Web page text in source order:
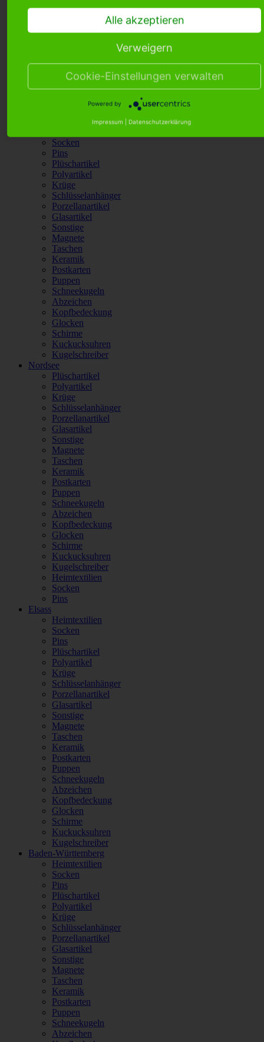
Puppen
Glocken
Schirme
Kuckucksuhren
Socken
Pins
Plüschartikel
Polyartikel
Krüge
Schlüsselanhänger
Porzellanartikel
Glasartikel
Sonstige
Magnete
Taschen
Keramik
Postkarten
Puppen
Schneekugeln
Abzeichen
Kopfbedeckung
Glocken
Schirme
Kuckucksuhren
Kugelschreiber
Nordsee
Plüschartikel
Polyartikel
Krüge
Schlüsselanhänger
Porzellanartikel
Glasartikel
Sonstige
Magnete
Taschen
Keramik
Postkarten
Puppen
Schneekugeln
Abzeichen
Kopfbedeckung
Glocken
Schirme
Kuckucksuhren
Kugelschreiber
Heimtextilien
Socken
Pins
Elsass
Heimtextilien
Socken
Pins
Plüschartikel
Polyartikel
Krüge
Schlüsselanhänger
Porzellanartikel
Glasartikel
Sonstige
Magnete
Taschen
Keramik
Postkarten
Puppen
Schneekugeln
Abzeichen
Kopfbedeckung
Glocken
Schirme
Kuckucksuhren
Kugelschreiber
Baden-Württemberg
Heimtextilien
Socken
Pins
Plüschartikel
Polyartikel
Krüge
Schlüsselanhänger
Porzellanartikel
Glasartikel
Sonstige
Magnete
Taschen
Keramik
Postkarten
Puppen
Schneekugeln
Abzeichen
Alle akzeptieren
Verweigern
Cookie-Einstellungen verwalten
Powered by
Impressum Datenschutzerklärung